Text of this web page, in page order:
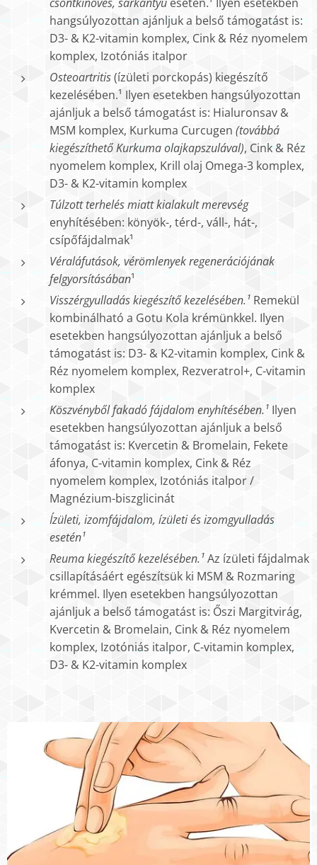
hangsúlyozottan ajánljuk a belső támogatást is:
D3- & K2-vitamin komplex, Cink & Réz nyomelem
komplex, Izotóniás italpor
Osteoartritis(ízületi porckopás) kiegészítő
kezelésében.¹ Ilyen esetekben hangsúlyozottan
ajánljuk a belső támogatást is: Hialuronsav &
MSM komplex, Kurkuma Curcugen (továbbá
kiegészíthető Kurkuma olajkapszulával), Cink & Réz
nyomelem komplex, Krill olaj Omega-3 komplex,
D3- & K2-vitamin komplex
Túlzott terhelés miatt kialakult merevség
enyhítésében: könyök-, térd-, váll-, hát-,
csípőfájdalmak¹
Véraláfutások, vérömlenyek regenerációjának
felgyorsításában¹
Visszérgyulladás kiegészítő kezelésében.¹ Remekül
kombinálható a Gotu Kola krémünkkel. Ilyen
esetekben hangsúlyozottan ajánljuk a belső
támogatást is: D3- & K2-vitamin komplex, Cink &
Réz nyomelem komplex, Rezveratrol+, C-vitamin
komplex
Köszvényből fakadó fájdalom enyhítésében.¹ Ilyen
esetekben hangsúlyozottan ajánljuk a belső
támogatást is: Kvercetin & Bromelain, Fekete
áfonya, C-vitamin komplex, Cink & Réz
nyomelem komplex, Izotóniás italpor /
Magnézium-biszglicinát
Ízületi, izomfájdalom, ízületi és izomgyulladás
esetén¹
Reuma kiegészítő kezelésében.¹Az ízületi fájdalmak
csillapításáért egészítsük ki MSM & Rozmaring
krémmel. Ilyen esetekben hangsúlyozottan
ajánljuk a belső támogatást is: Őszi Margitvirág,
Kvercetin & Bromelain, Cink & Réz nyomelem
komplex, Izotóniás italpor, C-vitamin komplex,
D3- & K2-vitamin komplex